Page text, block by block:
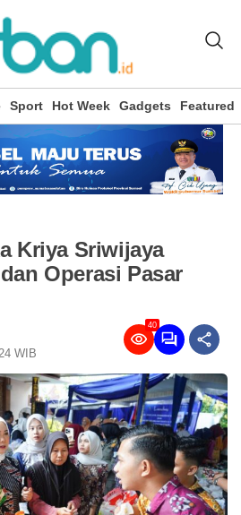
Sport Hot Week Gadgets Featured
Kriya Sriwijaya
Operasi Pasar
WIB
40